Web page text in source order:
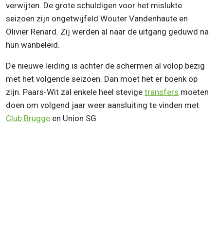
verwijten. De grote schuldigen voor het mislukte
seizoen zijn ongetwijfeld Wouter Vandenhaute en
Olivier Renard. Zij werden al naar de uitgang geduwd na
hun wanbeleid.
De nieuwe leiding is achter de schermen al volop bezig
met het volgende seizoen. Dan moet het er boenk op
zijn. Paars-Wit zal enkele heel stevige transfers moeten
doen om volgend jaar weer aansluiting te vinden met
Club Brugge en Union SG.